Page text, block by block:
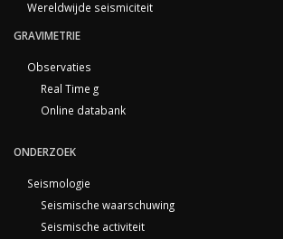
Wereldwijde seismiciteit
GRAVIMETRIE
Observaties
Real Time g
Online databank
ONDERZOEK
Seismologie
Seismische waarschuwing
Seismische activiteit